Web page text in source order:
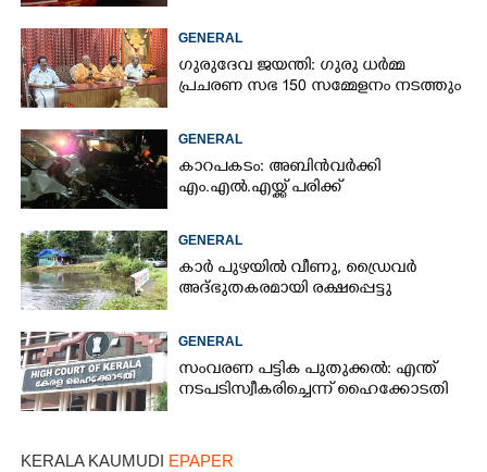
GENERAL
ഗുരുദേവ ജയന്തി: ഗുരു ധർമ്മ
പ്രചരണ സഭ 150 സമ്മേളനം നടത്തും
GENERAL
കാറപകടം: അബിൻവർക്കി
എം.എൽ.എയ്ക്ക് പരിക്ക്
GENERAL
കാർ പുഴയിൽ വീണു, ഡ്രെെവർ
അദ്ഭുതകരമായി രക്ഷപ്പെട്ടു
GENERAL
സംവരണ പട്ടിക പുതുക്കൽ: എന്ത്
നടപടി സ്വീകരിച്ചെന്ന് ഹൈക്കോടതി
KERALA KAUMUDI EPAPER